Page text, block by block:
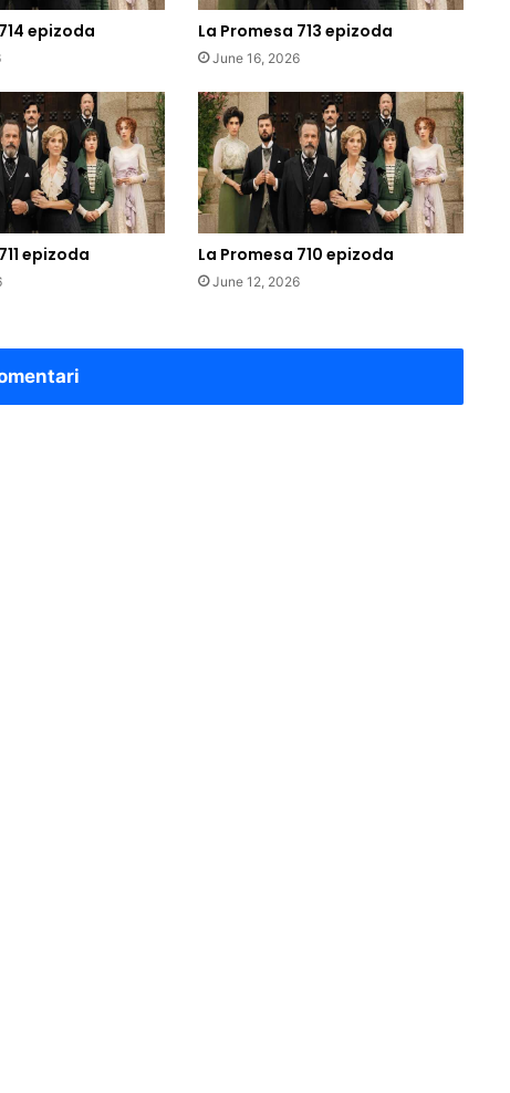
epizoda La Promesa 713 epizoda
June 16, 2026
epizoda La Promesa 710 epizoda
June 12, 2026